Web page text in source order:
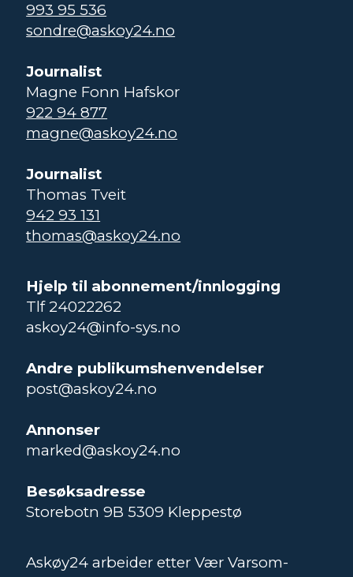
993 95 536
sondre@askoy24.no
Journalist
Magne Fonn Hafskor
922 94 877
magne@askoy24.no
Journalist
Thomas Tveit
942 93 131
thomas@askoy24.no
Hjelp til abonnement/innlogging
Tlf 24022262
askoy24@info-sys.no
Andre publikumshenvendelser
post@askoy24.no
Annonser
marked@askoy24.no
Besøksadresse
Storebotn 9B 5309 Kleppestø
Askøy24 arbeider etter Vær Varsom-